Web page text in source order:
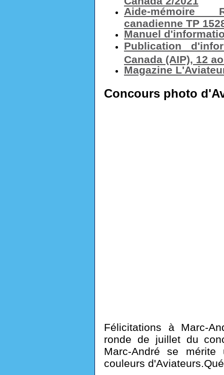
Aide-mémoire
canadienne TP
Manuel
Publication
Canada (AIP), 12
Magazine
Concours photo
Félicitations à Marc-
ronde de juillet du
Marc-André se
couleurs